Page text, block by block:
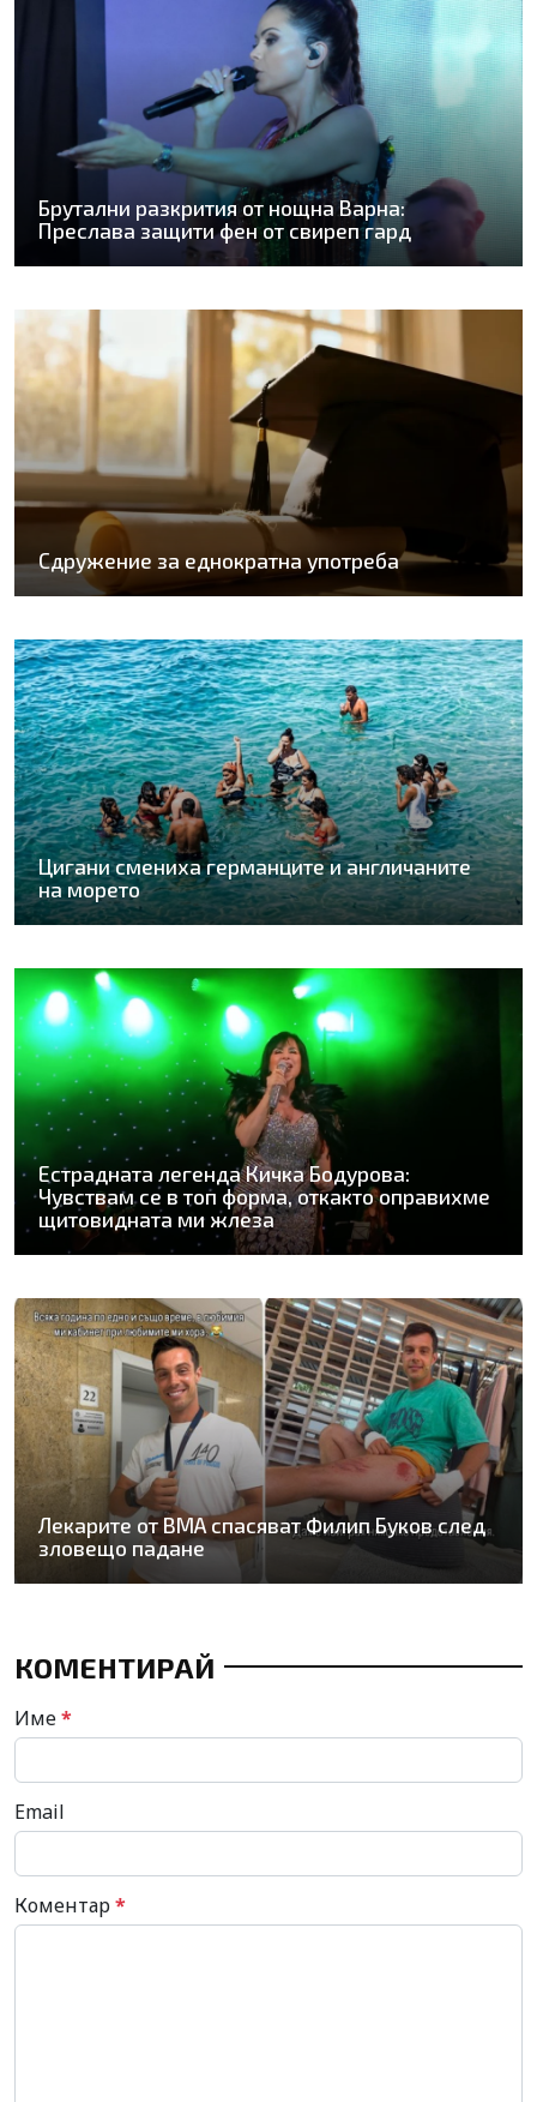
Брутални разкрития от нощна Варна:
Преслава защити фен от свиреп гард
Сдружение за еднократна употреба
Цигани смениха германците и англичаните
на морето
Естрадната легенда Кичка Бодурова:
Чувствам се в топ форма, откакто оправихме
щитовидната ми жлеза
Лекарите от ВМА спасяват Филип Буков след
зловещо падане
КОМЕНТИРАЙ
Име*
Email
Коментар*